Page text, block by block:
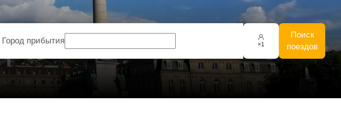
Город прибытия ×1
Поиск
поездов